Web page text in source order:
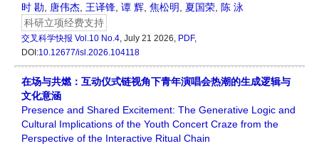
时 勘
唐伟杰 王译锋 谭 辉 焦松明 夏国荣
陈 泳
科研立项经费支持
交叉科学快报 Vol.10 No.4, July 21 2026, PDF,
DOI:10.12677/isl.2026.104118
在场与共燃：互动仪式链视角下青年演唱会热潮的生成逻辑与
文化意涵
Presence and Shared Excitement: The Generative Logic and
Cultural Implications of the Youth Concert Craze from the
Perspective of the Interactive Ritual Chain